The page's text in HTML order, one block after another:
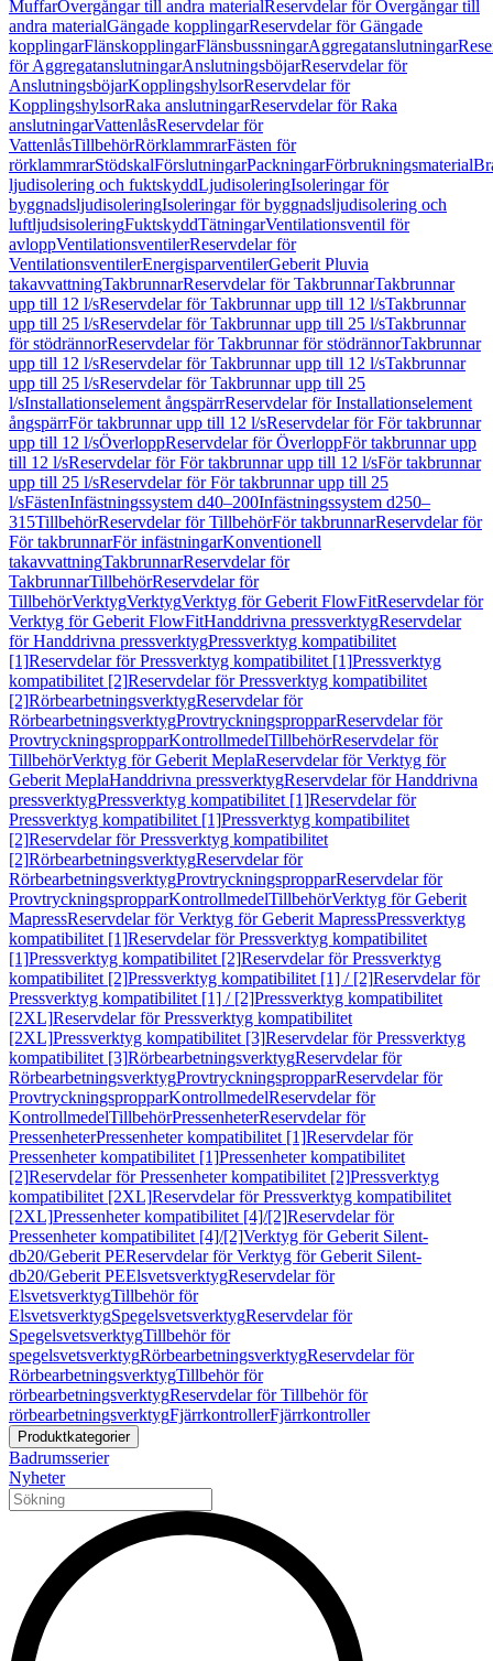
MuffarÖvergångar till andra materialReservdelar för Övergångar till
andra materialGängade kopplingarReservdelar för Gängade
kopplingarFlänskopplingarFlänsbussningarAggregatanslutningar
för AggregatanslutningarAnslutningsböjarReservdelar för
AnslutningsböjarKopplingshylsorReservdelar för
KopplingshylsorRaka anslutningarReservdelar för Raka
anslutningarVattenlåsReservdelar för
VattenlåsTillbehörRörklammrarFästen för
rörklammrarStödskalFörslutningarPackningarFörbrukningsmaterial
ljudisolering och fuktskyddLjudisoleringIsoleringar för
byggnadsljudisoleringIsoleringar för byggnadsljudisolering och
luftljudsisoleringFuktskyddTätningarVentilationsventil för
avloppVentilationsventilerReservdelar för
VentilationsventilerEnergisparventilerGeberit Pluvia
takavvattningTakbrunnarReservdelar för TakbrunnarTakbrunnar
upp till 12 l/sReservdelar för Takbrunnar upp till 12 l/sTakbrunnar
upp till 25 l/sReservdelar för Takbrunnar upp till 25 l/sTakbrunnar
för stödrännorReservdelar för Takbrunnar för stödrännorTakbrunnar
upp till 12 l/sReservdelar för Takbrunnar upp till 12 l/sTakbrunnar
upp till 25 l/sReservdelar för Takbrunnar upp till 25
l/sInstallationselement ångspärrReservdelar för Installationselement
ångspärrFör takbrunnar upp till 12 l/sReservdelar för För takbrunnar
upp till 12 l/sÖverloppReservdelar för ÖverloppFör takbrunnar upp
till 12 l/sReservdelar för För takbrunnar upp till 12 l/sFör takbrunnar
upp till 25 l/sReservdelar för För takbrunnar upp till 25
l/sFästenInfästningssystem d40–200Infästningssystem d250–
315TillbehörReservdelar för TillbehörFör takbrunnarReservdelar för
För takbrunnarFör infästningarKonventionell
takavvattningTakbrunnarReservdelar för
TakbrunnarTillbehörReservdelar för
TillbehörVerktygVerktygVerktyg för Geberit FlowFitReservdelar för
Verktyg för Geberit FlowFitHanddrivna pressverktygReservdelar
för Handdrivna pressverktygPressverktyg kompatibilitet
[1]Reservdelar för Pressverktyg kompatibilitet [1]Pressverktyg
kompatibilitet [2]Reservdelar för Pressverktyg kompatibilitet
[2]RörbearbetningsverktygReservdelar för
RörbearbetningsverktygProvtryckningspropparReservdelar för
ProvtryckningspropparKontrollmedelTillbehörReservdelar för
TillbehörVerktyg för Geberit MeplaReservdelar för Verktyg för
Geberit MeplaHanddrivna pressverktygReservdelar för Handdrivna
pressverktygPressverktyg kompatibilitet [1]Reservdelar för
Pressverktyg kompatibilitet [1]Pressverktyg kompatibilitet
[2]Reservdelar för Pressverktyg kompatibilitet
[2]RörbearbetningsverktygReservdelar för
RörbearbetningsverktygProvtryckningspropparReservdelar för
ProvtryckningspropparKontrollmedelTillbehörVerktyg för Geberit
MapressReservdelar för Verktyg för Geberit MapressPressverktyg
kompatibilitet [1]Reservdelar för Pressverktyg kompatibilitet
[1]Pressverktyg kompatibilitet [2]Reservdelar för Pressverktyg
kompatibilitet [2]Pressverktyg kompatibilitet [1] / [2]Reservdelar för
Pressverktyg kompatibilitet [1] / [2]Pressverktyg kompatibilitet
[2XL]Reservdelar för Pressverktyg kompatibilitet
[2XL]Pressverktyg kompatibilitet [3]Reservdelar för Pressverktyg
kompatibilitet [3]RörbearbetningsverktygReservdelar för
RörbearbetningsverktygProvtryckningspropparReservdelar för
ProvtryckningspropparKontrollmedelReservdelar för
KontrollmedelTillbehörPressenheterReservdelar för
PressenheterPressenheter kompatibilitet [1]Reservdelar för
Pressenheter kompatibilitet [1]Pressenheter kompatibilitet
[2]Reservdelar för Pressenheter kompatibilitet [2]Pressverktyg
kompatibilitet [2XL]Reservdelar för Pressverktyg kompatibilitet
[2XL]Pressenheter kompatibilitet [4]/[2]Reservdelar för
Pressenheter kompatibilitet [4]/[2]Verktyg för Geberit Silent-
db20/Geberit PEReservdelar för Verktyg för Geberit Silent-
db20/Geberit PEElsvetsverktygReservdelar för
ElsvetsverktygTillbehör för
ElsvetsverktygSpegelsvetsverktygReservdelar för
SpegelsvetsverktygTillbehör för
spegelsvetsverktygRörbearbetningsverktygReservdelar för
RörbearbetningsverktygTillbehör för
rörbearbetningsverktygReservdelar för Tillbehör för
rörbearbetningsverktygFjärrkontrollerFjärrkontroller
Produktkategorier
Badrumsserier
Nyheter